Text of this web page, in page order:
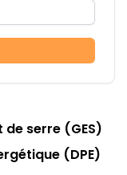
serre (GES)
(DPE)